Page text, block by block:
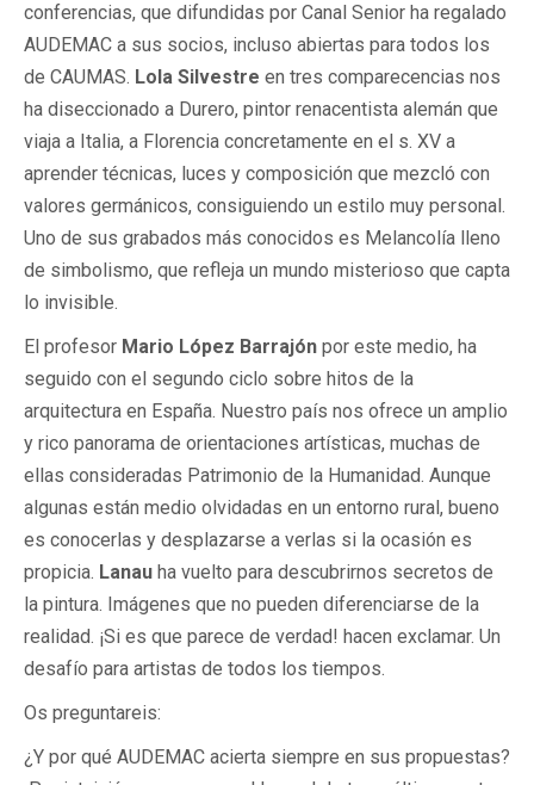
conferencias, que difundidas por Canal Senior ha regalado
AUDEMAC a sus socios, incluso abiertas para todos los
de CAUMAS. Lola Silvestre en tres comparecencias nos
ha diseccionado a Durero, pintor renacentista alemán que
viaja a Italia, a Florencia concretamente en el s. XV a
aprender técnicas, luces y composición que mezcló con
valores germánicos, consiguiendo un estilo muy personal.
Uno de sus grabados más conocidos es Melancolía lleno
de simbolismo, que refleja un mundo misterioso que capta
lo invisible.
El profesor Mario López Barrajón por este medio, ha
seguido con el segundo ciclo sobre hitos de la
arquitectura en España. Nuestro país nos ofrece un amplio
y rico panorama de orientaciones artísticas, muchas de
ellas consideradas Patrimonio de la Humanidad. Aunque
algunas están medio olvidadas en un entorno rural, bueno
es conocerlas y desplazarse a verlas si la ocasión es
propicia. Lanau ha vuelto para descubrirnos secretos de
la pintura. Imágenes que no pueden diferenciarse de la
realidad. ¡Si es que parece de verdad! hacen exclamar. Un
desafío para artistas de todos los tiempos.
Os preguntareis:
¿Y por qué AUDEMAC acierta siempre en sus propuestas?